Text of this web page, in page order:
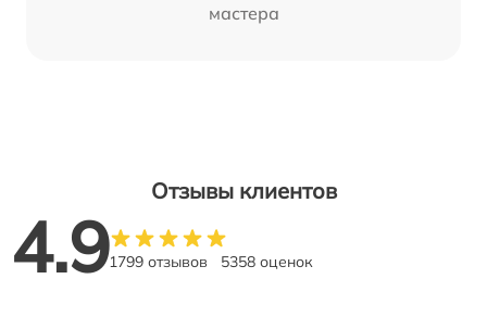
мастера
Отзывы клиентов
4.91799 отзывов 5358 оценок